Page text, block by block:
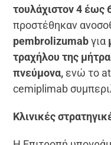
τουλάχιστον 4 έως
προστέθηκαν
pembrolizumabγια
τραχήλου της
πνεύμονα, ενώ το
cemiplimab
Κλινικές